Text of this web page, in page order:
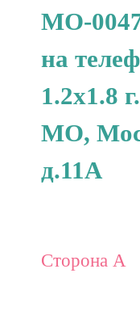
МО-
на
1.2x1.8
МО,
д.11А
Сторона А